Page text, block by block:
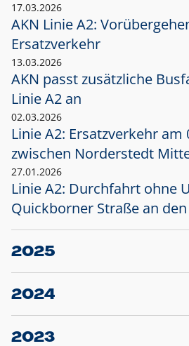
17.03.2026
AKN Linie A2:
Ersatzverkehr
13.03.2026
AKN passt zusätzliche
Linie A2 an
02.03.2026
Linie A2: Ersatzverkehr am
zwischen Norderstedt
27.01.2026
Linie A2: Durchfahrt ohne
Quickborner Straße an
2025
23.12.2025
Projekt S5: Start der
2024
10.12.2024
Großprojekt S5: Sperrung
2023